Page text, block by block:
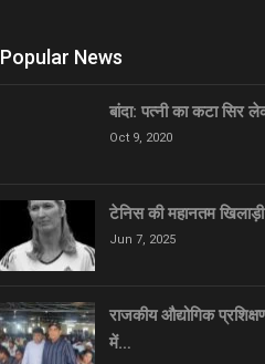
Popular News
बांदा: पत्नी का कटा सिर
Oct 9, 2020
टेनिस की महानतम
Jun 7, 2025
राजकीय औद्योगिक
में…